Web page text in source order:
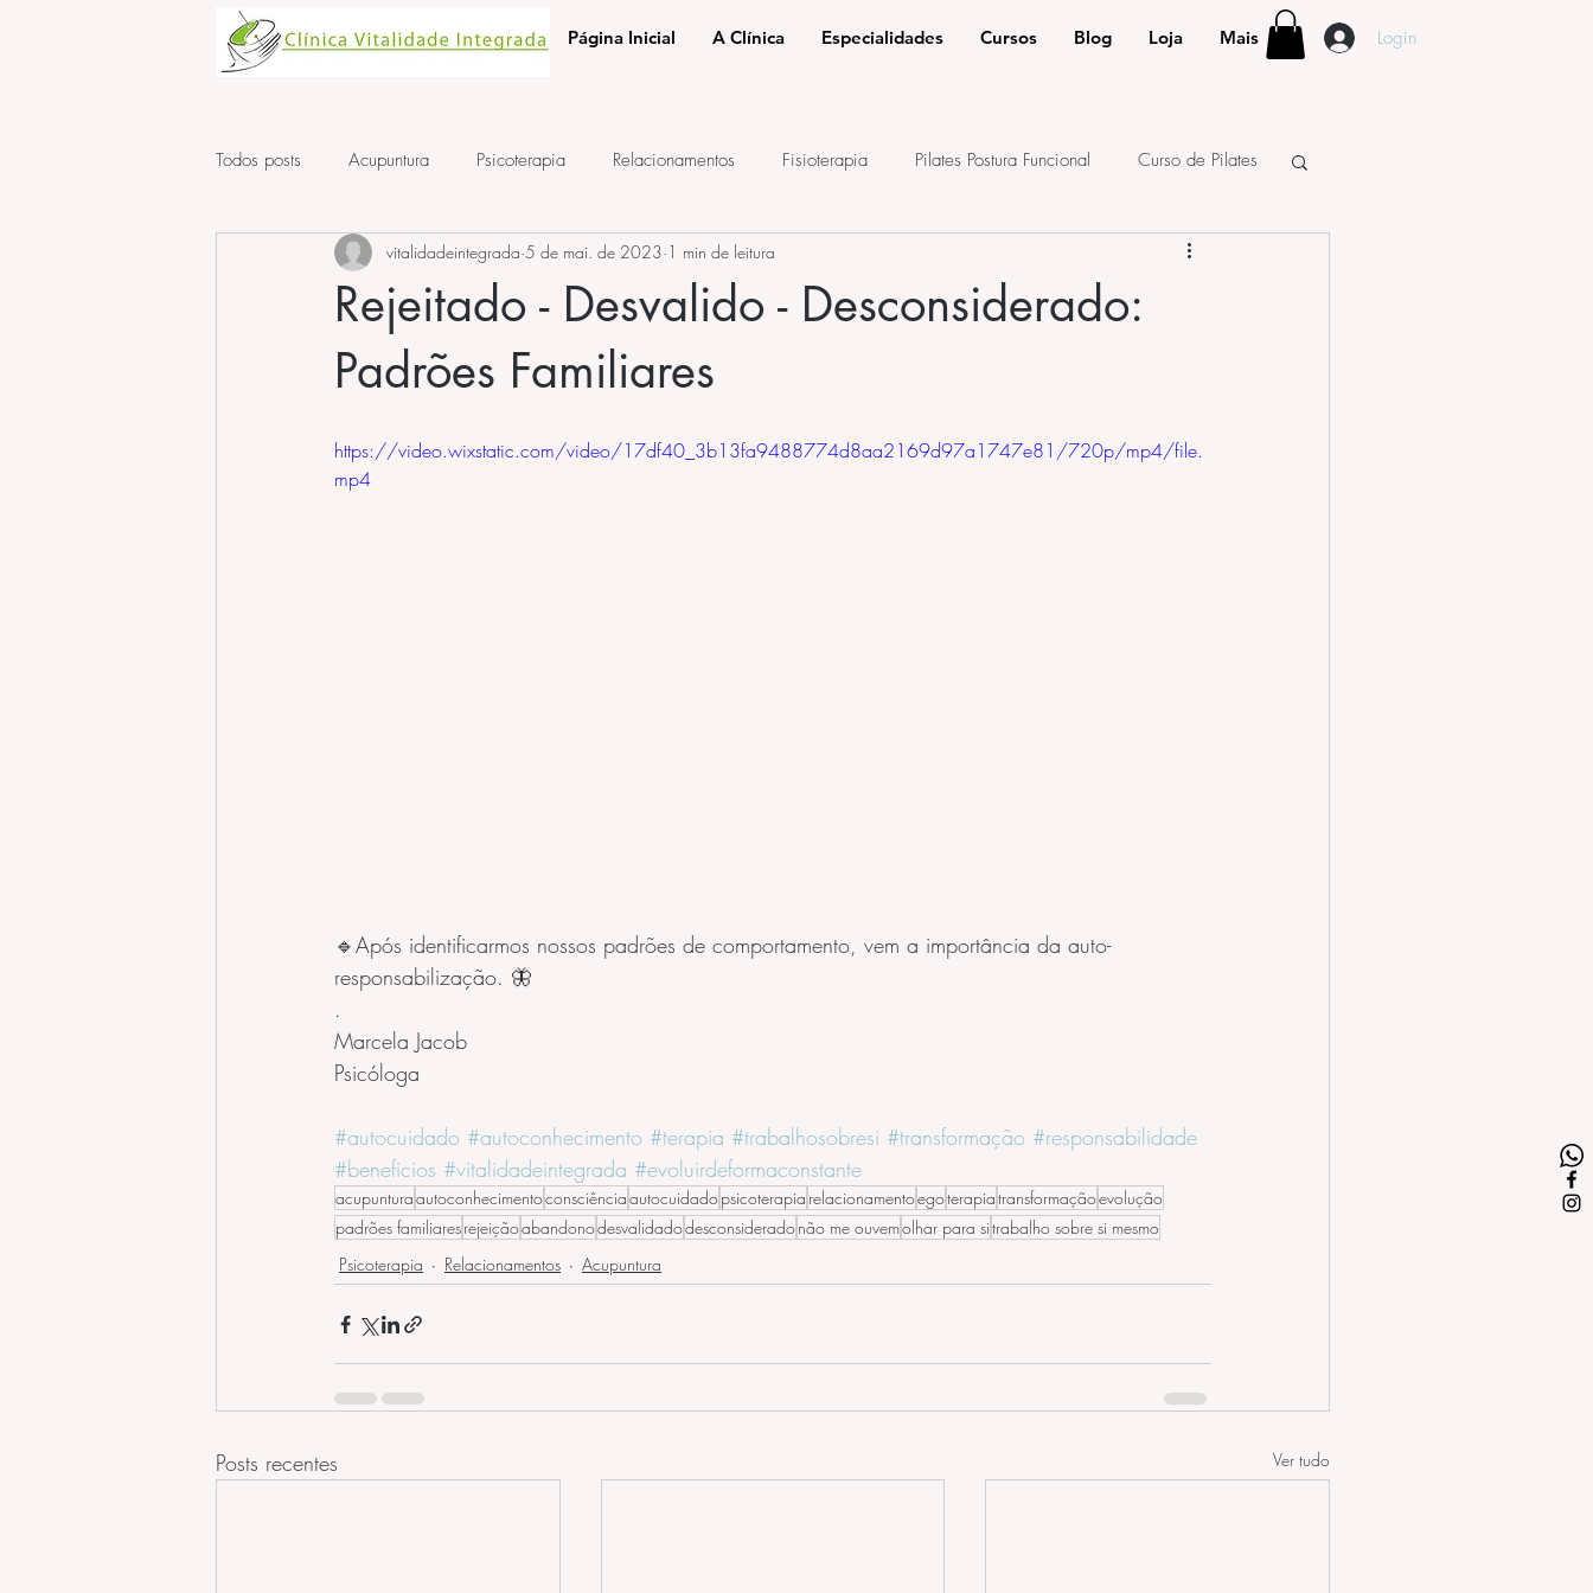
Página Inicial A Clínica Especialidades Cursos Blog Loja Mais Login
Todos posts Acupuntura Psicoterapia Relacionamentos Fisioterapia Pilates Postura Funcional Curso de Pilates
Aula de Acupuntura ansiedade ponto de acupuntura
Rejeitado - Desvalido - Desconsiderado:
Padrões Familiares
vitalidadeintegrada 5 de mai. de 2023 1 min de leitura
https://video.wixstatic.com/video/17df40_3b13fa9488774d8aa2169d97a1747e81/720p/mp4/file.
mp4
🔹Após identificarmos nossos padrões de comportamento, vem a importância da auto-
responsabilização. 🦋
.
Marcela Jacob
Psicóloga
#autocuidado #autoconhecimento #terapia #trabalhosobresi #transformação #responsabilidade
#beneficios #vitalidadeintegrada #evoluirdeformaconstante
acupunturaautoconhecimentoconsciênciaautocuidadopsicoterapia relacionamentoegoterapiatransformaçãoevolução
padrões familiaresrejeiçãoabandonodesvalidadodesconsideradonão me ouvemolhar para sitrabalho sobre si mesmo
Psicoterapia
Relacionamentos Acupuntura
Posts recentes Ver tudo